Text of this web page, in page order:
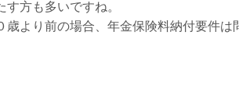
方も多いですね。
歳より前の場合、年金保険料納付要件は